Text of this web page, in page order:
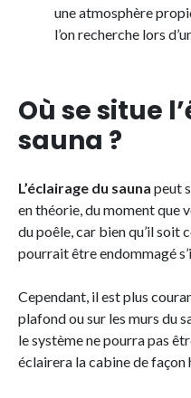
une atmosphère
l’on recherche lors
Où se situe
sauna ?
L’éclairage du sauna peut
en théorie, du moment que
du poêle, car bien qu’il soit
pourrait être endommagé
Cependant, il est plus
plafond ou sur les murs du
le système ne pourra pas
éclairera la cabine de façon